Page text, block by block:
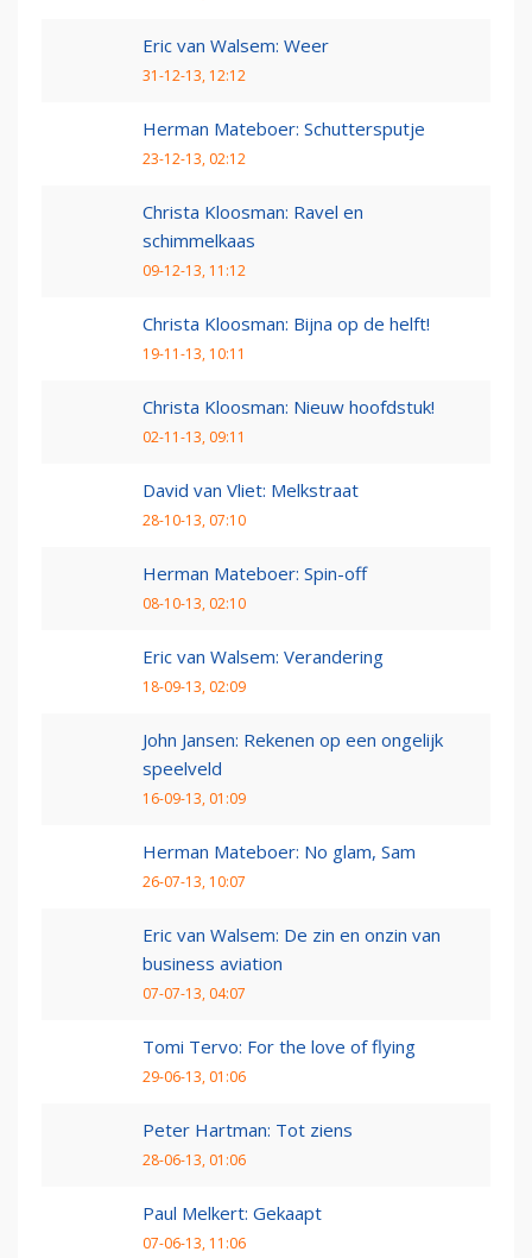
Eric van Walsem: Weer
31-12-13, 12:12
Herman Mateboer: Schuttersputje
23-12-13, 02:12
Christa Kloosman: Ravel en
schimmelkaas
09-12-13, 11:12
Christa Kloosman: Bijna op de helft!
19-11-13, 10:11
Christa Kloosman: Nieuw hoofdstuk!
02-11-13, 09:11
David van Vliet: Melkstraat
28-10-13, 07:10
Herman Mateboer: Spin-off
08-10-13, 02:10
Eric van Walsem: Verandering
18-09-13, 02:09
John Jansen: Rekenen op een ongelijk
speelveld
16-09-13, 01:09
Herman Mateboer: No glam, Sam
26-07-13, 10:07
Eric van Walsem: De zin en onzin van
business aviation
07-07-13, 04:07
Tomi Tervo: For the love of flying
29-06-13, 01:06
Peter Hartman: Tot ziens
28-06-13, 01:06
Paul Melkert: Gekaapt
07-06-13, 11:06